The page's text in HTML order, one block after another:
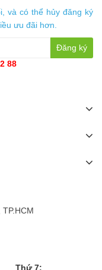
và có thể hủy đăng ký
ưu đãi hơn.
Đăng ký
88
Thứ 7: